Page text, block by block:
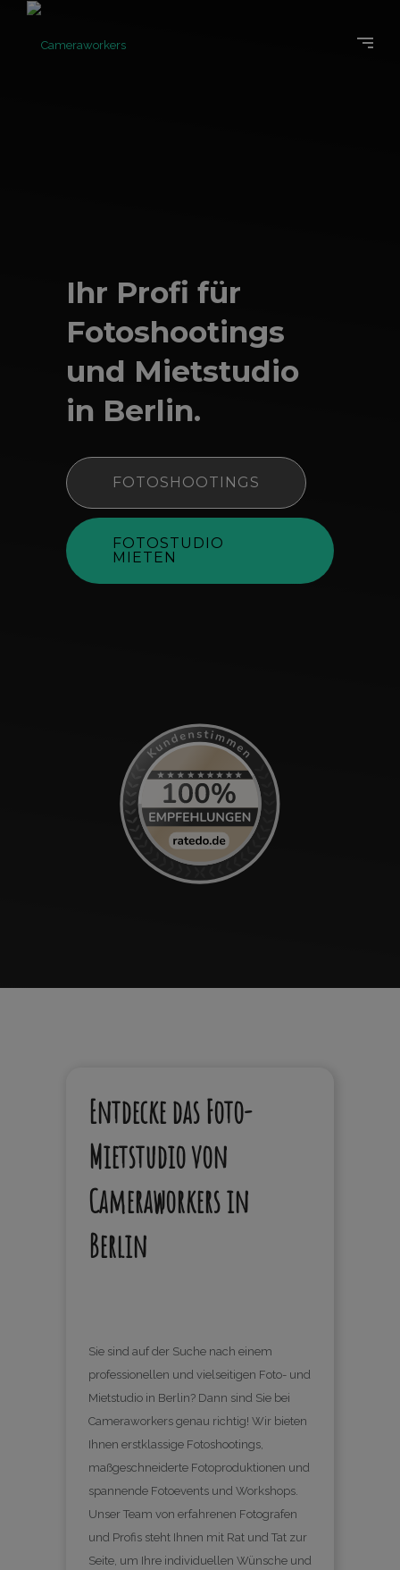
Ihr Profi für
Fotoshootings
und Mietstudio
in Berlin.
FOTOSHOOTINGS
FOTOSTUDIO
MIETEN
Entdecke das Foto-
Mietstudio von
Cameraworkers in
Berlin
Sie sind auf der Suche nach einem
professionellen und vielseitigen Foto- und
Mietstudio in Berlin? Dann sind Sie bei
Cameraworkers genau richtig! Wir bieten
Ihnen erstklassige Fotoshootings,
maßgeschneiderte Fotoproduktionen und
spannende Fotoevents und Workshops.
Unser Team von erfahrenen Fotografen
und Profis steht Ihnen mit Rat und Tat zur
Seite, um Ihre individuellen Wünsche und